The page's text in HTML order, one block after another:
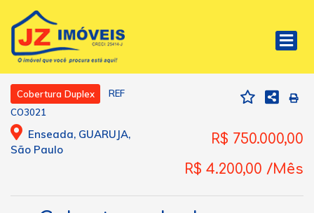
Cobertura Duplex
REF
CO3021
Enseada, GUARUJA,
São Paulo
R$ 750.000,00
R$ 4.200,00 /Mês